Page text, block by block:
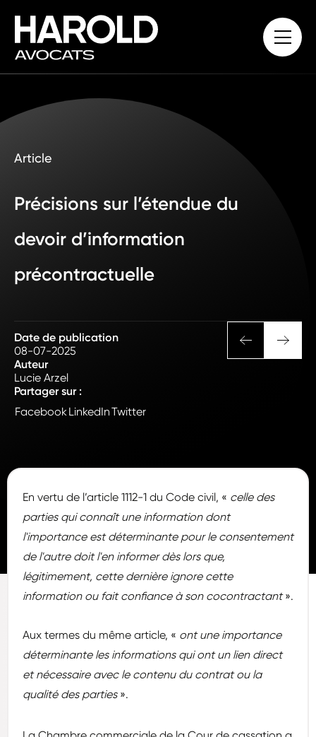
Article
Précisions sur l’étendue du
devoir d’information
précontractuelle
Date de publication
08-07-2025
Auteur
Lucie Arzel
Partager sur :
FacebookLinkedInTwitter
En vertu de l’article 1112-1 du Code civil, « celle des
parties qui connaît une information dont
l'importance est déterminante pour le consentement
de l'autre doit l'en informer dès lors que,
légitimement, cette dernière ignore cette
information ou fait confiance à son cocontractant».
Aux termes du même article, « ont une importance
déterminante les informations qui ont un lien direct
et nécessaire avec le contenu du contrat ou la
qualité des parties».